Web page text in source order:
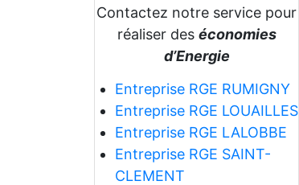
Contactez notre service pour
réaliser des économies
d’Energie
Entreprise RGE RUMIGNY
Entreprise RGE LOUAILLES
Entreprise RGE LALOBBE
Entreprise RGE SAINT-
CLEMENT